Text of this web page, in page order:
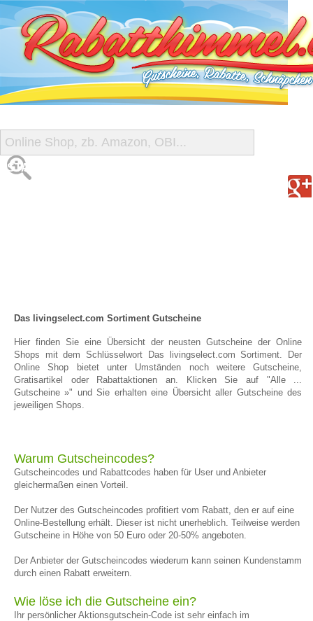
START
Das livingselect.com Sortiment Gutscheine
Hier finden Sie eine Übersicht der neusten Gutscheine der Online
Shops mit dem Schlüsselwort Das livingselect.com Sortiment. Der
Online Shop bietet unter Umständen noch weitere Gutscheine,
Gratisartikel oder Rabattaktionen an. Klicken Sie auf "Alle ...
Gutscheine »" und Sie erhalten eine Übersicht aller Gutscheine des
jeweiligen Shops.
Warum Gutscheincodes?
Gutscheincodes und Rabattcodes haben für User und Anbieter
gleichermaßen einen Vorteil.
Der Nutzer des Gutscheincodes profitiert vom Rabatt, den er auf eine
Online-Bestellung erhält. Dieser ist nicht unerheblich. Teilweise werden
Gutscheine in Höhe von 50 Euro oder 20-50% angeboten.
Der Anbieter der Gutscheincodes wiederum kann seinen Kundenstamm
durch einen Rabatt erweitern.
Wie löse ich die Gutscheine ein?
Ihr persönlicher Aktionsgutschein-Code ist sehr einfach im